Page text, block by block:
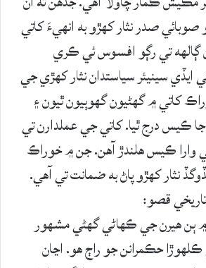
صدر نثار کهڙو به انهيءَ کاتي
ڳالهه تي رڳو افسوس ئي ڪري
سينيئر سياستدان نثار کهڙي جي
کاتي ۾ گهڻيون گهوٻيون ٿيون ۽
ڪيس درج ٿيا. کاتي جي عملدارن تي
وارا ڪيس هلندڙ آهن. جن ۾ خوراڪ
نثار کهڙو پاڻ به ضمانت تي آهي.
قصو:
۾ ٻن هيرن جي ڪهاڻي گهڻي مشهور
حڪمرانن جو راڄ هو. اڃان